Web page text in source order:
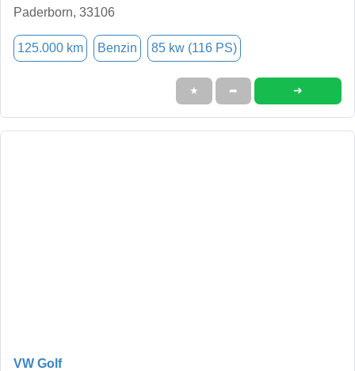
Paderborn, 33106
125.000 km Benzin 85 kw (116 PS)
★ ➦ ➜
VW Golf